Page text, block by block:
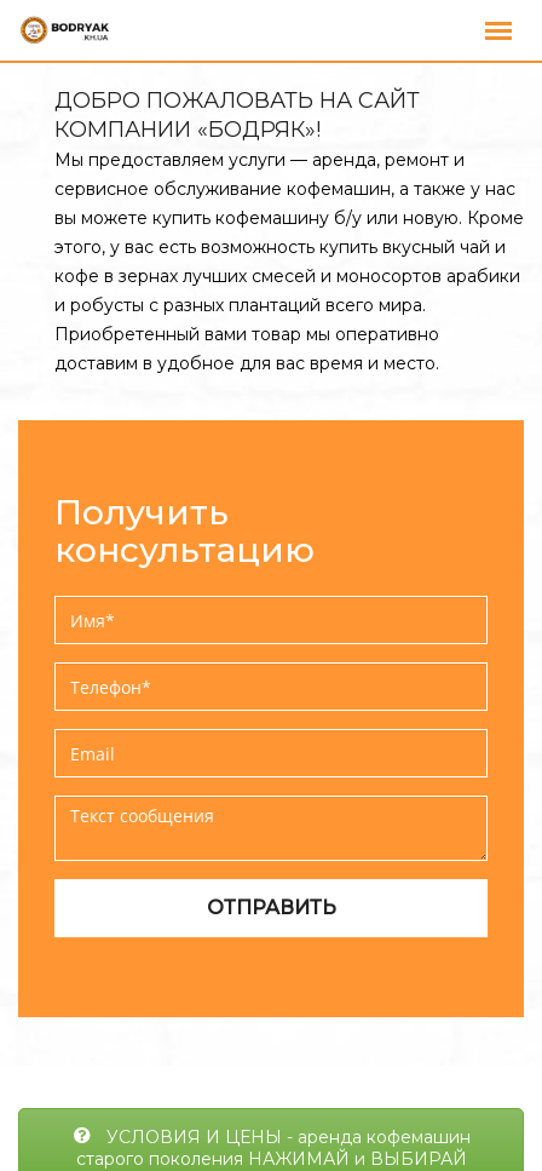
ДОБРО ПОЖАЛОВАТЬ НА САЙТ
КОМПАНИИ «БОДРЯК»!
Мы предоставляем услуги — аренда, ремонт и
сервисное обслуживание кофемашин, а также у нас
вы можете купить кофемашину б/у или новую. Кроме
этого, у вас есть возможность купить вкусный чай и
кофе в зернах лучших смесей и моносортов арабики
и робусты с разных плантаций всего мира.
Приобретенный вами товар мы оперативно
доставим в удобное для вас время и место.
Получить
консультацию
УСЛОВИЯ И ЦЕНЫ - аренда кофемашин
старого поколения НАЖИМАЙ и ВЫБИРАЙ